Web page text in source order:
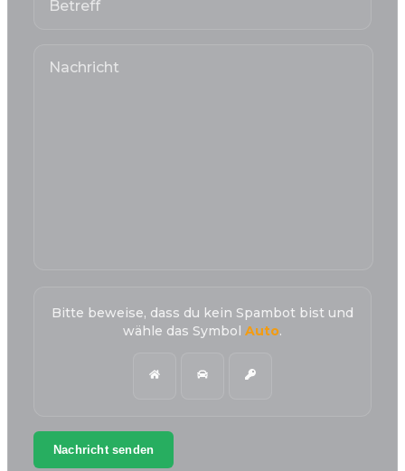
Bitte beweise, dass du kein Spambot bist und
wähle das Symbol Auto.